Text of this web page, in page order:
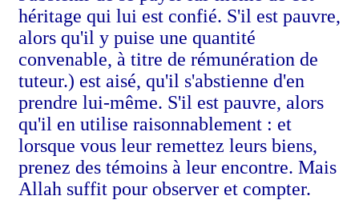
héritage qui lui est confié. S'il est pauvre,
alors qu'il y puise une quantité
convenable, à titre de rémunération de
tuteur.) est aisé, qu'il s'abstienne d'en
prendre lui-même. S'il est pauvre, alors
qu'il en utilise raisonnablement : et
lorsque vous leur remettez leurs biens,
prenez des témoins à leur encontre. Mais
Allah suffit pour observer et compter.